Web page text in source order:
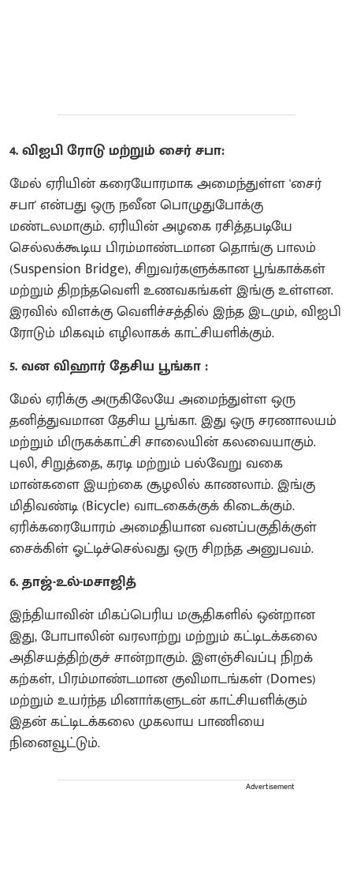
4. விஐபி ரோடு மற்றும் சைர் சபா:
மேல் ஏரியின் கரையோரமாக அமைந்துள்ள 'சைர்
சபா' என்பது ஒரு நவீன பொழுதுபோக்கு
மண்டலமாகும். ஏரியின் அழகை ரசித்தபடியே
செல்லக்கூடிய பிரம்மாண்டமான தொங்கு பாலம்
(Suspension Bridge), சிறுவர்களுக்கான பூங்காக்கள்
மற்றும் திறந்தவெளி உணவகங்கள் இங்கு உள்ளன.
இரவில் விளக்கு வெளிச்சத்தில் இந்த இடமும், விஐபி
ரோடும் மிகவும் எழிலாகக் காட்சியளிக்கும்.
5. வன விஹார் தேசிய பூங்கா :
மேல் ஏரிக்கு அருகிலேயே அமைந்துள்ள ஒரு
தனித்துவமான தேசிய பூங்கா. இது ஒரு சரணாலயம்
மற்றும் மிருகக்காட்சி சாலையின் கலவையாகும்.
புலி, சிறுத்தை, கரடி மற்றும் பல்வேறு வகை
மான்களை இயற்கை சூழலில் காணலாம். இங்கு
மிதிவண்டி (Bicycle) வாடகைக்குக் கிடைக்கும்.
ஏரிக்கரையோரம் அமைதியான வனப்பகுதிக்குள்
சைக்கிள் ஓட்டிச்செல்வது ஒரு சிறந்த அனுபவம்.
6. தாஜ்-உல்-மசாஜித்
இந்தியாவின் மிகப்பெரிய மசூதிகளில் ஒன்றான
இது, போபாலின் வரலாற்று மற்றும் கட்டிடக்கலை
அதிசயத்திற்குச் சான்றாகும். இளஞ்சிவப்பு நிறக்
கற்கள், பிரம்மாண்டமான குவிமாடங்கள் (Domes)
மற்றும் உயர்ந்த மினாா்களுடன் காட்சியளிக்கும்
இதன் கட்டிடக்கலை முகலாய பாணியை
நினைவூட்டும்.
Advertisement